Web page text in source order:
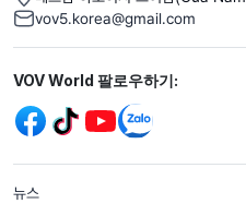
vov5.korea@gmail.com
Mạng xã hội
VOV World 팔로우하기:
menu footer tiếng
뉴스